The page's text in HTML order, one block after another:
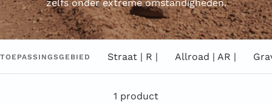
zelfs onder extreme omstandigheden.
TOEPASSINGSGEBIED Straat | R | Allroad | AR |
1 product